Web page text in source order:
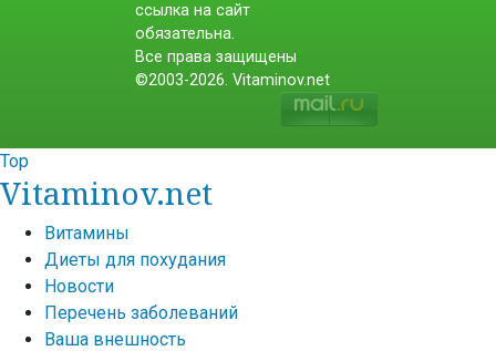
ссылка на сайт
обязательна.
Все права защищены
©2003-2026. Vitaminov.net
Top
Vitaminov.net
Витамины
Диеты для похудания
Новости
Перечень заболеваний
Ваша внешность